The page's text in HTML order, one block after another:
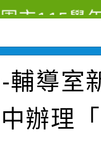
)語及新住
市115學
府政風處
綠能透明
學年度全
點」及修
115年度
輔導室
辦理